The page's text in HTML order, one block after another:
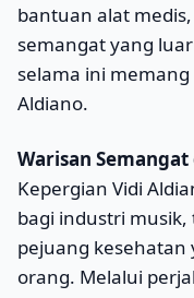
bantuan alat
semangat yang
selama ini
Aldiano.
Warisan
Kepergian Vidi
bagi industri
pejuang kesehatan
orang. Melalui